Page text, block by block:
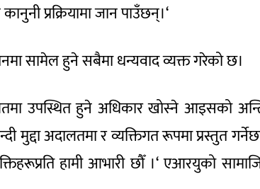
प्रक्रियामा जान पाउँछन्।‘
सामेल हुने सबैमा धन्यवाद व्यक्त गरेको छ।
उपस्थित हुने अधिकार खोस्ने आइसको
मुद्दा अदालतमा र व्यक्तिगत रूपमा प्रस्तुत
हामी आभारी छौँ ।‘ एआरयुको